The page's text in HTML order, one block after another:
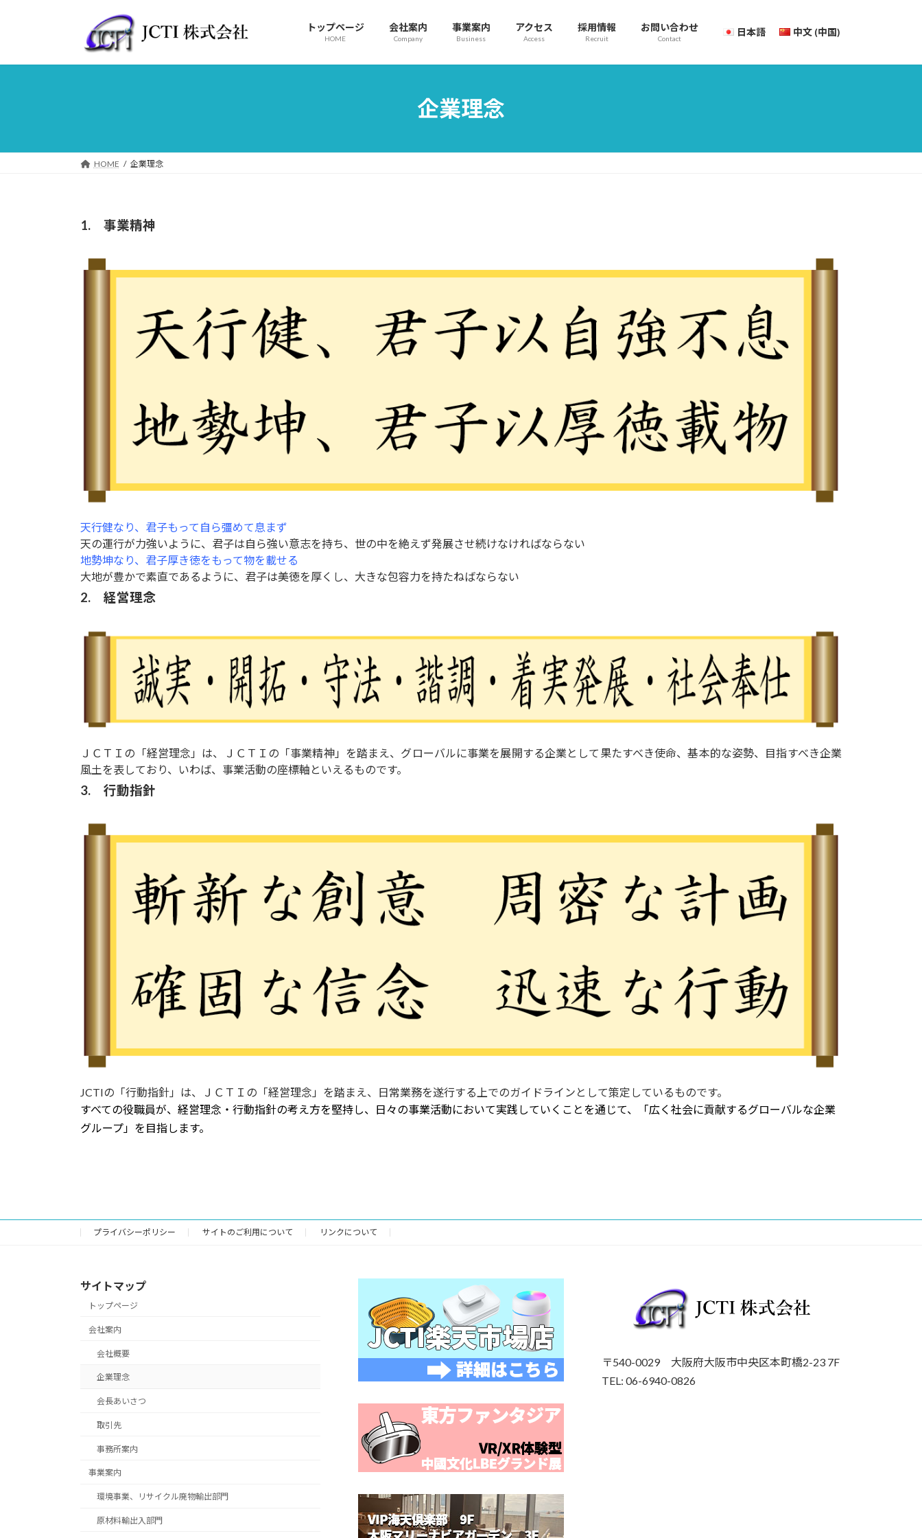
プ
動
トップページ
HOME
会社案内
Company
事業案内
Business
アクセス
Access
採用情報
Recruit
お問い合わせ
Contact
日本語 中文 (中国)
企業理念
HOME 企業理念
1. 事業精神
天行健なり、君子もって自ら彊めて息まず
天の運行が力強いように、君子は自ら強い意志を持ち、世の中を絶えず発展させ続けなければならない
地勢坤なり、君子厚き徳をもって物を載せる
大地が豊かで素直であるように、君子は美徳を厚くし、大きな包容力を持たねばならない
2. 経営理念
ＪＣＴＩの「経営理念」は、ＪＣＴＩの「事業精神」を踏まえ、グローバルに事業を展開する企業として果たすべき使命、基本的な姿勢、目指すべき企業
風土を表しており、いわば、事業活動の座標軸といえるものです。
3. 行動指針
JCTIの「行動指針」は、ＪＣＴＩの「経営理念」を踏まえ、日常業務を遂行する上でのガイドラインとして策定しているものです。
すべての役職員が、経営理念・行動指針の考え方を堅持し、日々の事業活動において実践していくことを通じて、「広く社会に貢献するグローバルな企業
グループ」を目指します。
プライバシーポリシー サイトのご利用について リンクについて
サイトマップ
トップページ
会社案内
会社概要
企業理念
会長あいさつ
取引先
事務所案内
事業案内
環境事業、リサイクル廃物輸出部門
原材料輸出入部門
〒540-0029 大阪府大阪市中央区本町橋2-23 7F
TEL: 06-6940-0826